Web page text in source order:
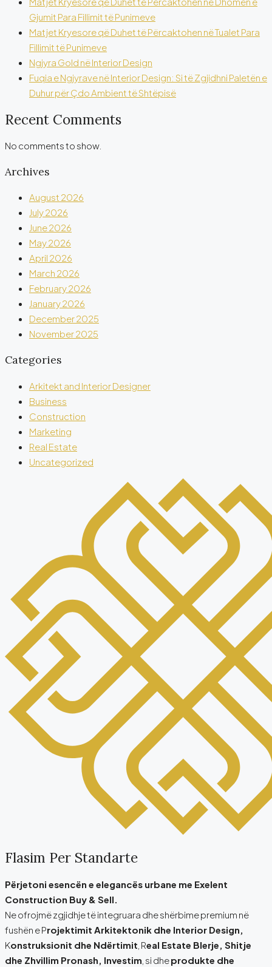
Gjumit Para Fillimit të Punimeve
Matjet Kryesore që Duhet të Përcaktohen në Tualet Para
Fillimit të Punimeve
Ngjyra Gold në Interior Design
Fuqia e Ngjyrave në Interior Design: Si të Zgjidhni Paletën e
Duhur për Çdo Ambient të Shtëpisë
Recent Comments
No comments to show.
Archives
August 2026
July 2026
June 2026
May 2026
April 2026
March 2026
February 2026
January 2026
December 2025
November 2025
Categories
Arkitekt and Interior Designer
Business
Construction
Marketing
Real Estate
Uncategorized
Flasim Per Standarte
Përjetoni esencën e elegancës urbane me Exelent
Construction Buy & Sell.
Ne ofrojmë zgjidhje të integruara dhe shërbime premium në
fushën e Projektimit Arkitektonik dhe Interior Design,
Konstruksionit dhe Ndërtimit , Real Estate Blerje, Shitje
dhe Zhvillim Pronash, Investim , si dheprodukte dhe